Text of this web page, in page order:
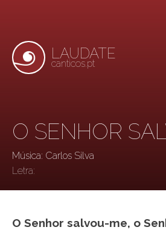
LAUDATE
canticos.pt
O SENHOR
Música: Carlos Silva
Letra:
O Senhor salvou-me, o